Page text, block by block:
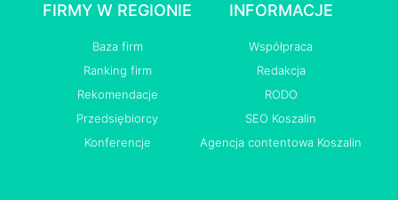
FIRMY W REGIONIE
Baza firm
Ranking firm
Rekomendacje
Przedsiębiorcy
Konferencje
INFORMACJE
Współpraca
Redakcja
RODO
SEO Koszalin
Agencja contentowa Koszalin